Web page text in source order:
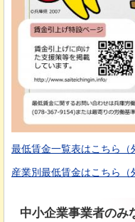
最低賃金一覧表はこちら（
産業別最低賃金はこちら（
中小企業事業者のみ